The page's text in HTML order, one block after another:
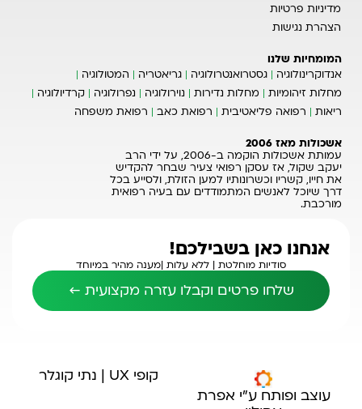
מדיניות פרטיות
הצהרת נגישות
המומחיות שלנו
אנדוקרינולוגיה
גסטרואנטרולוגיה גריאטריה
המטולוגיה
מחלות זיהומיות
מחלות נדירות נוירולוגיה נפרולוגיה
קרדיולוגיה
ריאות
רפואה פליאטיבית רפואת כאב רפואת משפחה
אשכולות מאז 2006
עמותת אשכולות הוקמה ב-2006, על ידי הרב
יעקב שקול, אז עסקן רפואי צעיר שבחר להקדיש
את חייו, קשריו וכשרונותיו למען הזולת, ולסייע בכל
דרך שיוכל לאנשים המתמודדים עם בעיה רפואית
מורכבת.
אנחנו כאן בשבילכם!
סודיות מוחלטת | ללא עלות |מענה מהיר במיוחד
שלחו פרטים וקבלו עזרה מקצועית ←
עוצב ופותח ע"י אפרת
קופי UX | נתי קוגלר